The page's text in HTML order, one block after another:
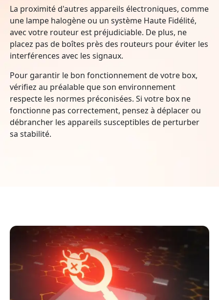
La proximité d'autres appareils électroniques, comme
une lampe halogène ou un système Haute Fidélité,
avec votre routeur est préjudiciable. De plus, ne
placez pas de boîtes près des routeurs pour éviter les
interférences avec les signaux.
Pour garantir le bon fonctionnement de votre box,
vérifiez au préalable que son environnement
respecte les normes préconisées. Si votre box ne
fonctionne pas correctement, pensez à déplacer ou
débrancher les appareils susceptibles de perturber
sa stabilité.